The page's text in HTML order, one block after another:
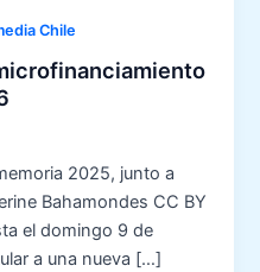
Chile
2025, junto a
Bahamondes CC BY
el domingo 9 de
a una nueva […]